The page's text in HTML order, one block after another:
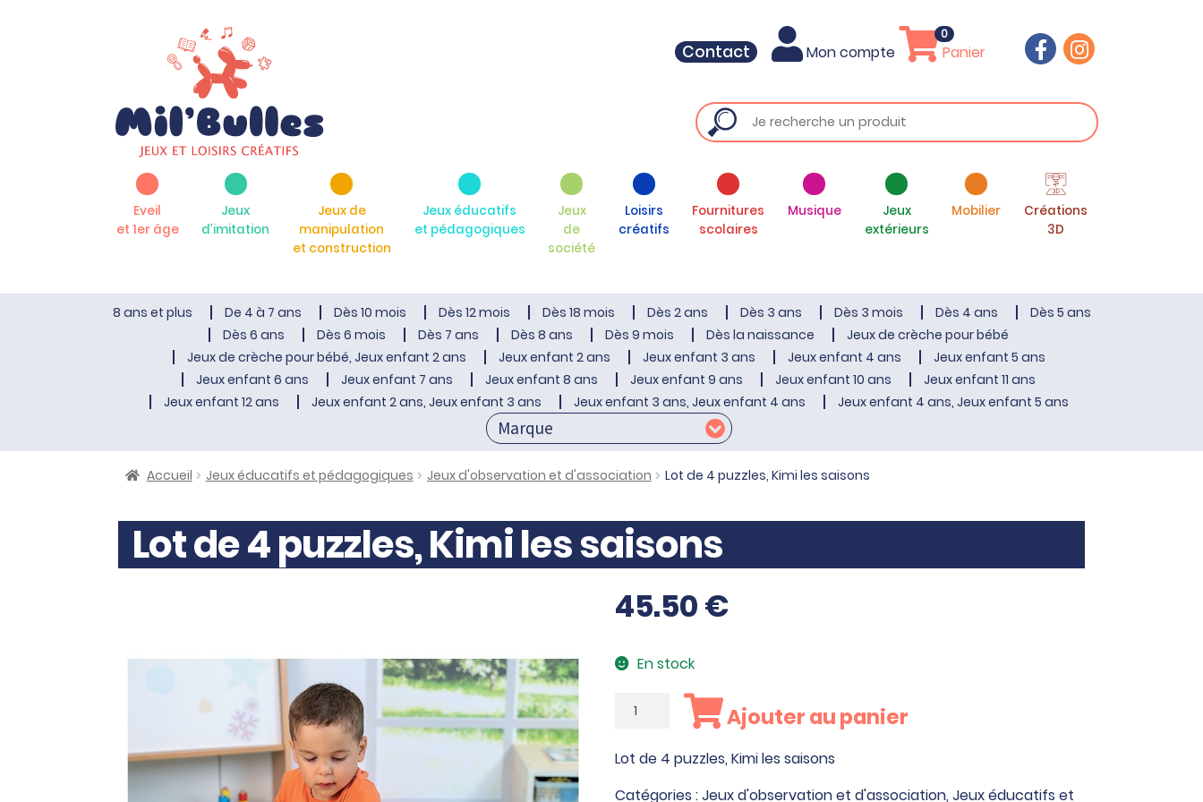
Contact Mon compte Panier
0
Eveil
et 1er âge
Jeux
d’imitation
Jeux de
manipulation
et construction
Jeux éducatifs
et pédagogiques
Jeux
de
société
Loisirs
créatifs
Fournitures
scolaires
Musique
Jeux
extérieurs
Mobilier
Créations
3D
8 ans et plus De 4 à 7 ans Dès 10 mois Dès 12 mois Dès 18 mois Dès 2 ans Dès 3 ans Dès 3 mois Dès 4 ans
Dès 5 ans
Dès 6 ans
Dès 6 mois Dès 7 ans Dès 8 ans Dès 9 mois Dès la naissance
Jeux de crèche pour bébé
Jeux de crèche pour bébé, Jeux enfant 2 ans
Jeux enfant 2 ans Jeux enfant 3 ans Jeux enfant 4 ans
Jeux enfant 5 ans
Jeux enfant 6 ans
Jeux enfant 7 ans Jeux enfant 8 ans Jeux enfant 9 ans Jeux enfant 10 ans
Jeux enfant 11 ans
Jeux enfant 12 ans
Jeux enfant 2 ans, Jeux enfant 3 ans Jeux enfant 3 ans, Jeux enfant 4 ans Jeux enfant 4 ans, Jeux enfant 5 ans
Accueil Jeux éducatifs et pédagogiques Jeux d'observation et d'association Lot de 4 puzzles, Kimi les saisons
Lot de 4 puzzles, Kimi les saisons
45.50€
En stock
quantité
de
4
Ajouter au panier
Lot de 4 puzzles, Kimi les saisons
Catégories :Jeux d'observation et d'association, Jeux éducatifs et